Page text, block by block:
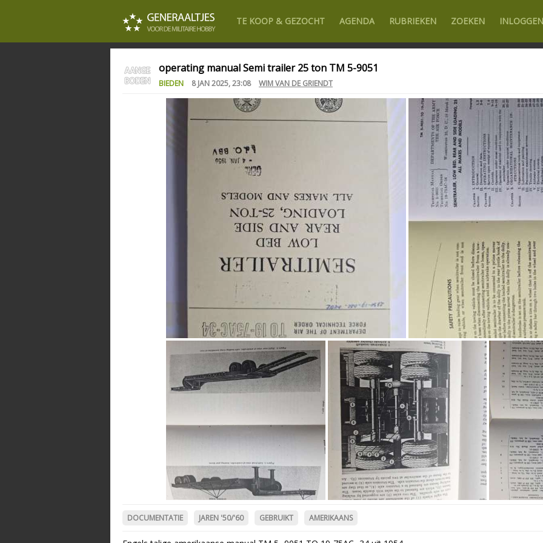
TE KOOP & GEZOCHT AGENDA RUBRIEKEN ZOEKEN INLOGGEN
operating manual Semi trailer 25 ton TM 5-9051
BIEDEN 8 JAN 2025, 23:08 WIM VAN DE GRIENDT
DOCUMENTATIE JAREN '50/'60 GEBRUIKT AMERIKAANS